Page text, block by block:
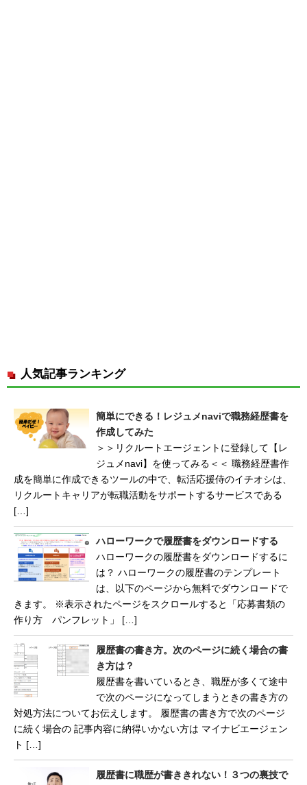
人気記事ランキング
簡単にできる！レジュメnaviで職務経歴書を
作成してみた
＞＞リクルートエージェントに登録して【レ
ジュメnavi】を使ってみる＜＜ 職務経歴書作
成を簡単に作成できるツールの中で、転活応援侍のイチオシは、
リクルートキャリアが転職活動をサポートするサービスである
[…]
ハローワークで履歴書をダウンロードする
ハローワークの履歴書をダウンロードするに
は？ ハローワークの履歴書のテンプレート
は、以下のページから無料でダウンロードで
きます。 ※表示されたページをスクロールすると「応募書類の
作り方 パンフレット」 […]
履歴書の書き方。次のページに続く場合の書
き方は？
履歴書を書いているとき、職歴が多くて途中
で次のページになってしまうときの書き方の
対処方法についてお伝えします。 履歴書の書き方で次のページ
に続く場合の 記事内容に納得いかない方は マイナビエージェン
ト […]
履歴書に職歴が書ききれない！３つの裏技で